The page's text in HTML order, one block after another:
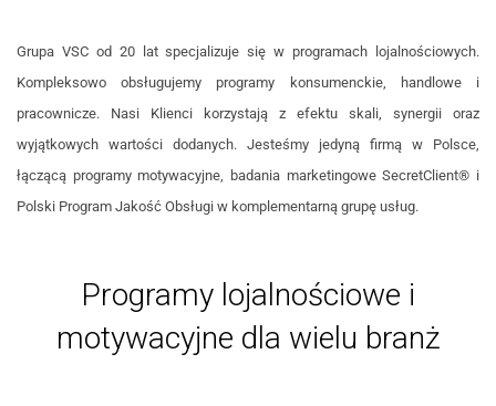
Grupa VSC od 20 lat specjalizuje się w programach lojalnościowych.
Kompleksowo obsługujemy programy konsumenckie, handlowe i
pracownicze. Nasi Klienci korzystają z efektu skali, synergii oraz
wyjątkowych wartości dodanych. Jesteśmy jedyną firmą w Polsce,
łączącą programy motywacyjne, badania marketingowe SecretClient® i
Polski Program Jakość Obsługi w komplementarną grupę usług.
Programy lojalnościowe i
motywacyjne dla wielu branż